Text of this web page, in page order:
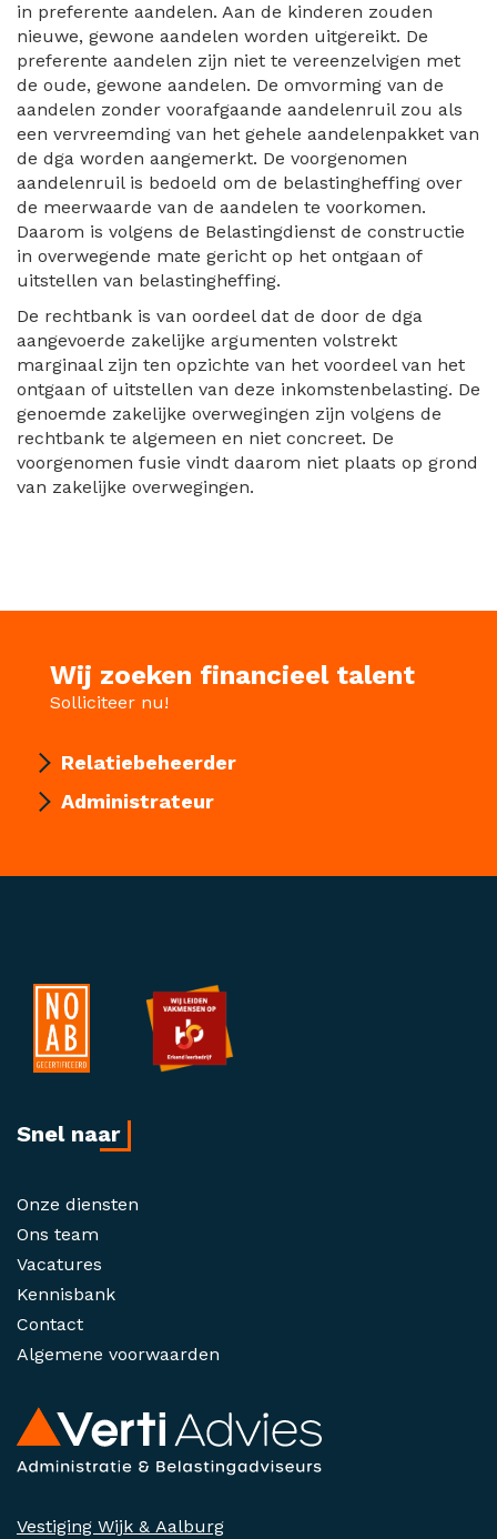
in preferente aandelen. Aan de kinderen zouden
nieuwe, gewone aandelen worden uitgereikt. De
preferente aandelen zijn niet te vereenzelvigen met
de oude, gewone aandelen. De omvorming van de
aandelen zonder voorafgaande aandelenruil zou als
een vervreemding van het gehele aandelenpakket van
de dga worden aangemerkt. De voorgenomen
aandelenruil is bedoeld om de belastingheffing over
de meerwaarde van de aandelen te voorkomen.
Daarom is volgens de Belastingdienst de constructie
in overwegende mate gericht op het ontgaan of
uitstellen van belastingheffing.
De rechtbank is van oordeel dat de door de dga
aangevoerde zakelijke argumenten volstrekt
marginaal zijn ten opzichte van het voordeel van het
ontgaan of uitstellen van deze inkomstenbelasting. De
genoemde zakelijke overwegingen zijn volgens de
rechtbank te algemeen en niet concreet. De
voorgenomen fusie vindt daarom niet plaats op grond
van zakelijke overwegingen.
Wij zoeken financieel talent
Solliciteer nu!
Relatiebeheerder
Administrateur
Vestiging Wijk & Aalburg
Snel naar
Onze diensten
Ons team
Vacatures
Kennisbank
Contact
Algemene voorwaarden